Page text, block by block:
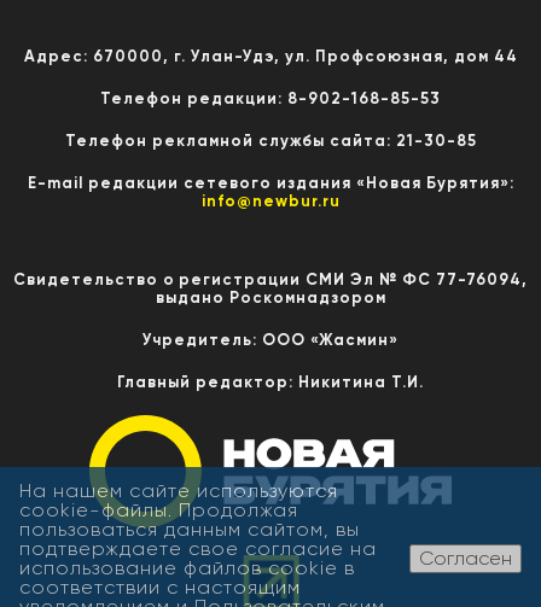
Адрес: 670000, г. Улан-Удэ, ул. Профсоюзная, дом 44
Телефон редакции: 8-902-168-85-53
Телефон рекламной службы сайта: 21-30-85
E-mail редакции сетевого издания «Новая Бурятия»:
info@newbur.ru
Свидетельство о регистрации СМИ Эл № ФС 77-76094,
выдано Роскомнадзором
Учредитель: ООО «Жасмин»
Главный редактор: Никитина Т.И.
На нашем сайте используются
cookie-файлы. Продолжая
пользоваться данным сайтом, вы
подтверждаете свое согласие на
использование файлов cookie в
соответствии с настоящим
Согласен